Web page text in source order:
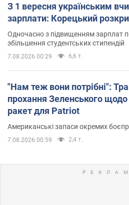
З 1 вересня українським
зарплати: Корецький
Одночасно з підвищенням зарплат
збільшення студентських стипендій
7.08.2026 00:29 6,6 т.
"Нам теж вони потрібні":
прохання Зеленського щодо
ракет для Patriot
Американські запаси окремих
7.08.2026 00:59 2,4 т.